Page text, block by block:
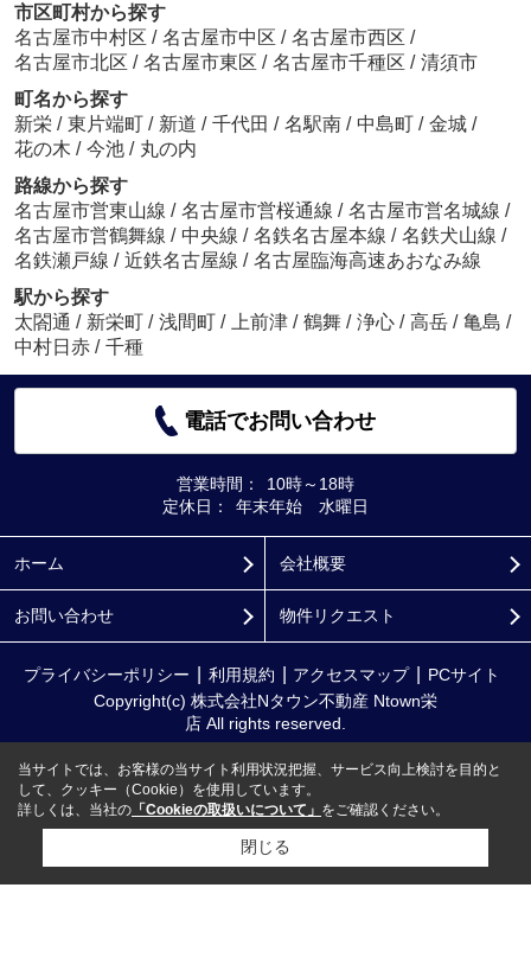
市区町村から探す
名古屋市中村区 / 名古屋市中区 / 名古屋市西区 /
名古屋市北区 / 名古屋市東区 / 名古屋市千種区 / 清須市
町名から探す
新栄 / 東片端町 / 新道 / 千代田 / 名駅南 / 中島町 / 金城 /
花の木 / 今池 / 丸の内
路線から探す
名古屋市営東山線 / 名古屋市営桜通線 / 名古屋市営名城線 /
名古屋市営鶴舞線 / 中央線 / 名鉄名古屋本線 / 名鉄犬山線 /
名鉄瀬戸線 / 近鉄名古屋線 / 名古屋臨海高速あおなみ線
駅から探す
太閤通 / 新栄町 / 浅間町 / 上前津 / 鶴舞 / 浄心 / 高岳 / 亀島 /
中村日赤 / 千種
電話でお問い合わせ
営業時間：
10時～18時
定休日：
年末年始 水曜日
ホーム 会社概要
お問い合わせ 物件リクエスト
プライバシーポリシー 利用規約 アクセスマップ
PCサイト
Copyright(c) 株式会社Nタウン不動産 Ntown栄
店 All rights reserved.
当サイトでは、お客様の当サイト利用状況把握、サービス向上検討を目的と
して、クッキー（Cookie）を使用しています。
詳しくは、当社の 「Cookieの取扱いについて」 をご確認ください。
閉じる